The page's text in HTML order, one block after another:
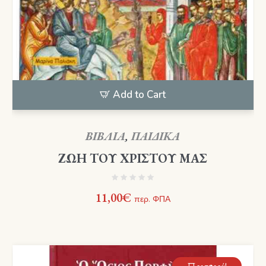
Add to Cart
ΒΙΒΛΙΑ,ΠΑΙΔΙΚΑ
ΖΩΗ ΤΟΥ ΧΡΙΣΤΟΥ ΜΑΣ
11,00€ περ. ΦΠΑ